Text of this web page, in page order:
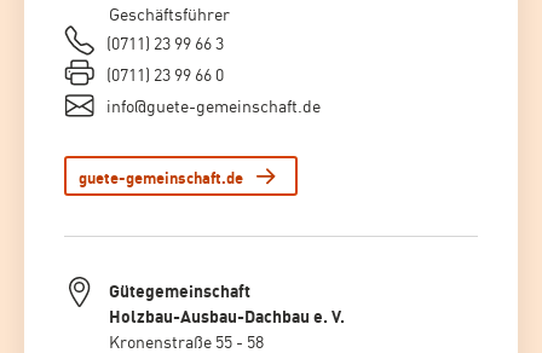
Geschäftsführer
(0711) 23 99 66 3
(0711) 23 99 66 0
info@guete-gemeinschaft.de
guete-gemeinschaft.de
Gütegemeinschaft
Holzbau-Ausbau-Dachbau e. V.
Kronenstraße 55 - 58